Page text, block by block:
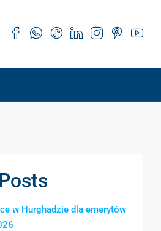
w Hurghadzie dla emerytów